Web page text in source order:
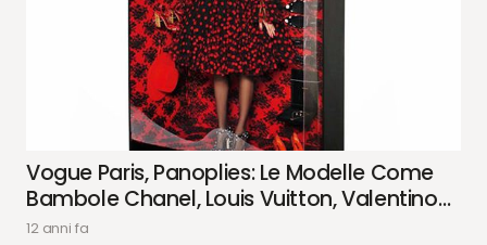
Vogue Paris, Panoplies: Le Modelle Come
Bambole Chanel, Louis Vuitton, Valentino…
12 anni fa